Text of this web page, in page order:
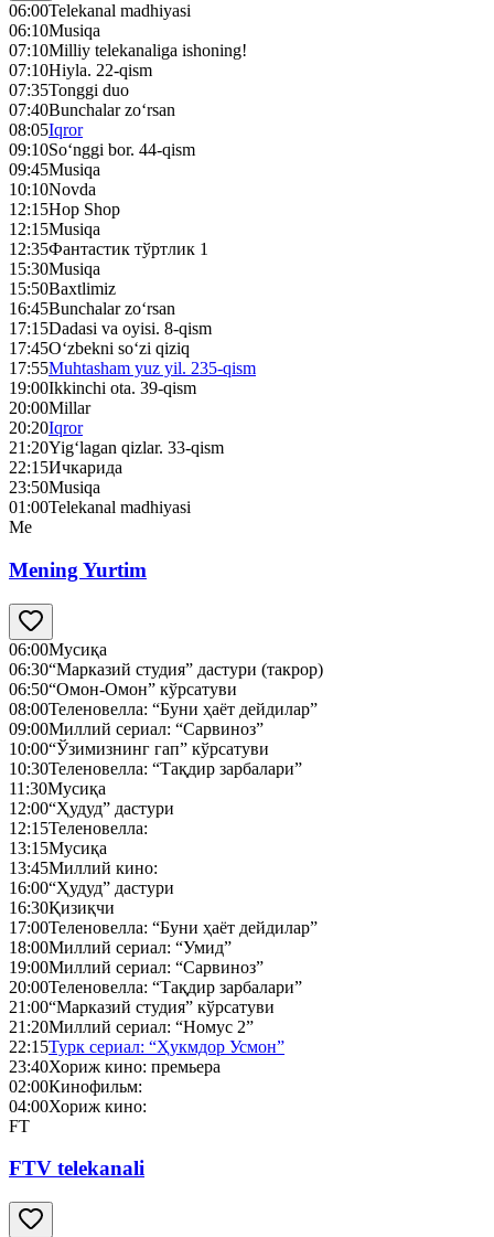
06:00Telekanal madhiyasi
06:10Musiqa
07:10Milliy telekanaliga ishoning!
07:10Hiyla. 22-qism
07:35Tonggi duo
07:40Bunchalar zo‘rsan
08:05Iqror
09:10So‘nggi bor. 44-qism
09:45Musiqa
10:10Novda
12:15Hop Shop
12:15Musiqa
12:35Фантастик тўртлик 1
15:30Musiqa
15:50Baxtlimiz
16:45Bunchalar zo‘rsan
17:15Dadasi va oyisi. 8-qism
17:45O‘zbekni so‘zi qiziq
17:55Muhtasham yuz yil. 235-qism
19:00Ikkinchi ota. 39-qism
20:00Millar
20:20Iqror
21:20Yig‘lagan qizlar. 33-qism
22:15Ичкарида
23:50Musiqa
01:00Telekanal madhiyasi
Me
Mening Yurtim
06:00Мусиқа
06:30“Марказий студия” дастури (такрор)
06:50“Омон-Омон” кўрсатуви
08:00Теленовелла: “Буни ҳаёт дейдилар”
09:00Миллий сериал: “Сарвиноз”
10:00“Ўзимизнинг гап” кўрсатуви
10:30Теленовелла: “Тақдир зарбалари”
11:30Мусиқа
12:00“Ҳудуд” дастури
12:15Теленовелла:
13:15Мусиқа
13:45Миллий кино:
16:00“Ҳудуд” дастури
16:30Қизиқчи
17:00Теленовелла: “Буни ҳаёт дейдилар”
18:00Миллий сериал: “Умид”
19:00Миллий сериал: “Сарвиноз”
20:00Теленовелла: “Тақдир зарбалари”
21:00“Марказий студия” кўрсатуви
21:20Миллий сериал: “Номус 2”
22:15Турк сериал: “Ҳукмдор Усмон”
23:40Хориж кино: премьера
02:00Кинофильм:
04:00Хориж кино:
FT
FTV telekanali